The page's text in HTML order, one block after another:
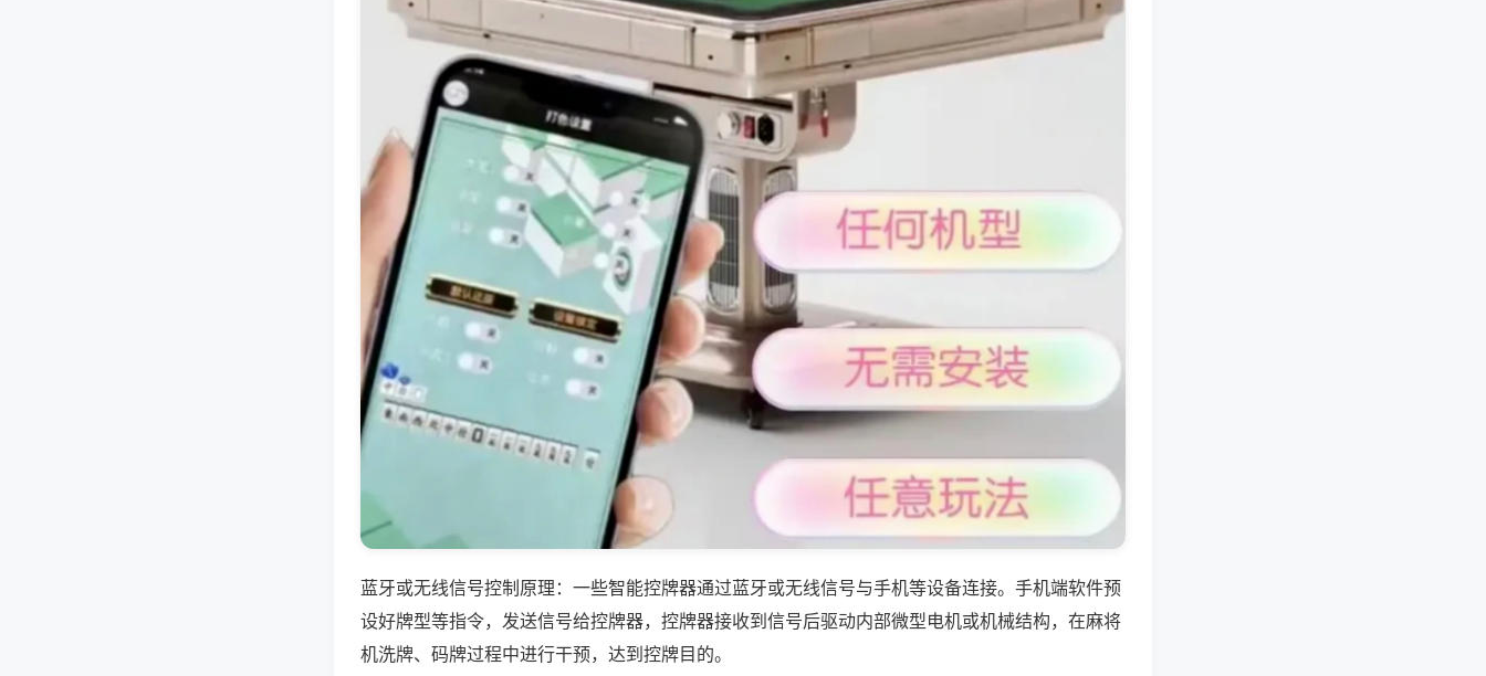
蓝牙或无线信号控制原理：一些智能控牌器通过蓝牙或无线信号与手机等设备连接。手机端软件预
设好牌型等指令，发送信号给控牌器，控牌器接收到信号后驱动内部微型电机或机械结构，在麻将
机洗牌、码牌过程中进行干预，达到控牌目的。